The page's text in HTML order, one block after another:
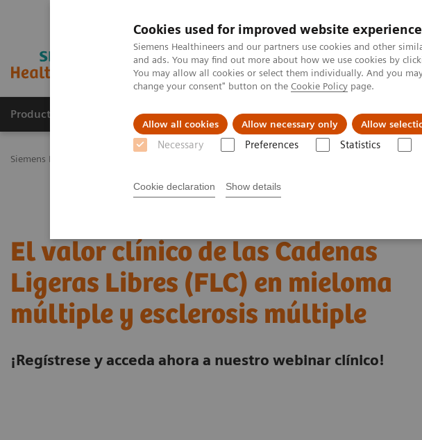
Cookies used for improved website experience
Siemens Healthineers and our partners use cookies and other
and ads. You may find out more about how we use cookies by
You may allow all cookies or select them individually. And you
change your consent" button on the Cookie Policy page.
Allow all cookies Allow necessary only Allow
Necessary Preferences Statistics
Cookie declaration Show details
Productos y servicios Especialidades Clínicas Servicios post
Siemens Healthineers Latinoamérica
El valor clínico de las Cadenas
Ligeras Libres (FLC) en mieloma
múltiple y esclerosis múltiple
¡Regístrese y acceda ahora a nuestro webinar clínico!